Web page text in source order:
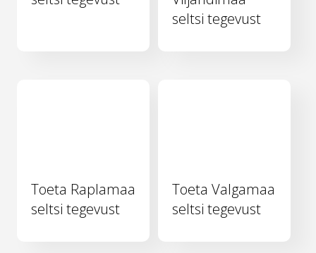
seltsi tegevust
Toeta Raplamaa
seltsi tegevust
Toeta Valgamaa
seltsi tegevust